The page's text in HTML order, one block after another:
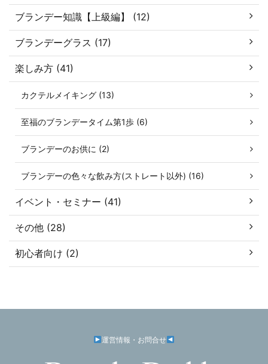
ブランデー知識【上級編】 (12)
ブランデーグラス (17)
楽しみ方 (41)
カクテルメイキング (13)
至福のブランデータイム第1歩 (6)
ブランデーのお供に (2)
ブランデーの色々な飲み方(ストレート以外) (16)
イベント・セミナー (41)
その他 (28)
初心者向け (2)
運営情報・お問合せ